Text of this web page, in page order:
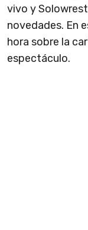
vivo y
novedades. En
hora sobre la
espectáculo.